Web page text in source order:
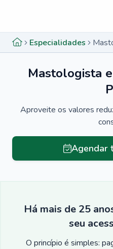
Especialidades
Mastologista
Aproveite os valores
Agendar
Há mais de 25
seu
O princípio é simples: